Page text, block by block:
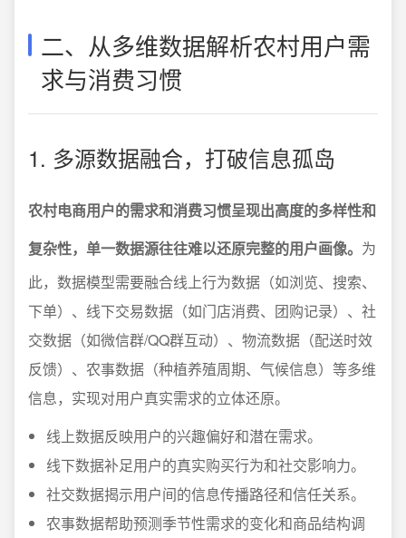
二、从多维数据解析农村用户需
求与消费习惯
1. 多源数据融合，打破信息孤岛
农村电商用户的需求和消费习惯呈现出高度的多样性和
复杂性，单一数据源往往难以还原完整的用户画像。 为
此，数据模型需要融合线上行为数据（如浏览、搜索、
下单）、线下交易数据（如门店消费、团购记录）、社
交数据（如微信群/QQ群互动）、物流数据（配送时效
反馈）、农事数据（种植养殖周期、气候信息）等多维
信息，实现对用户真实需求的立体还原。
线上数据反映用户的兴趣偏好和潜在需求。
线下数据补足用户的真实购买行为和社交影响力。
社交数据揭示用户间的信息传播路径和信任关系。
农事数据帮助预测季节性需求的变化和商品结构调